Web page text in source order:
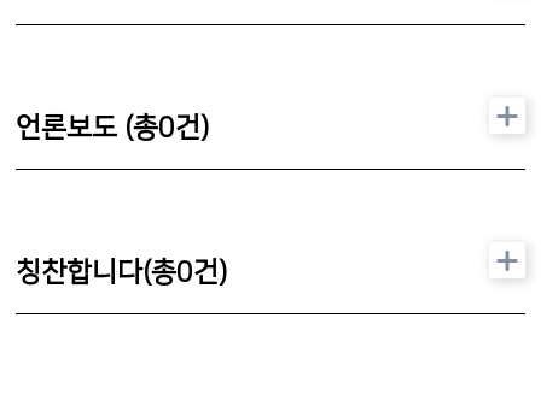
언론보도 (총0건)
칭찬합니다(총0건)